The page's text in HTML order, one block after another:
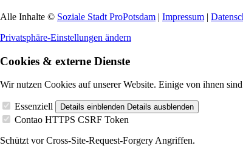
Alle Inhalte © Soziale Stadt ProPotsdam | Impressum |
Privatsphäre-Einstellungen ändern
Cookies & externe Dienste
Wir nutzen Cookies auf unserer Website. Einige von ihnen
Essenziell Details einblenden Details ausblenden
Contao HTTPS CSRF Token
Schützt vor Cross-Site-Request-Forgery Angriffen.